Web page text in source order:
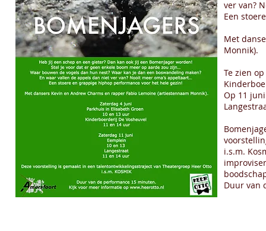
ver van?
Een
Met
Monnik).
Te zien
Op 11
i.s.m.
Duur van